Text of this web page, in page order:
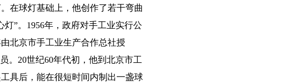
在球灯基础上，他创作了若干弯曲
”。1956年，政府对手工业实行公
北京市手工业生产合作总社授
。20世纪60年代初，他到北京市工
具后，能在很短时间内制出一盏球